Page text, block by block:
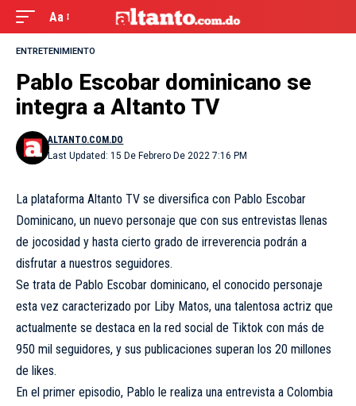
Aa
ENTRETENIMIENTO
Pablo Escobar dominicano se
integra a Altanto TV
Last Updated: 15 De Febrero De 2022 7:16 PM
ALTANTO.COM.DO
La plataforma Altanto TV se diversifica con Pablo Escobar
Dominicano, un nuevo personaje que con sus entrevistas llenas
de jocosidad y hasta cierto grado de irreverencia podrán a
disfrutar a nuestros seguidores.
Se trata de Pablo Escobar dominicano, el conocido personaje
esta vez caracterizado por Liby Matos, una talentosa actriz que
actualmente se destaca en la red social de Tiktok con más de
950 mil seguidores, y sus publicaciones superan los 20 millones
de likes.
En el primer episodio, Pablo le realiza una entrevista a Colombia